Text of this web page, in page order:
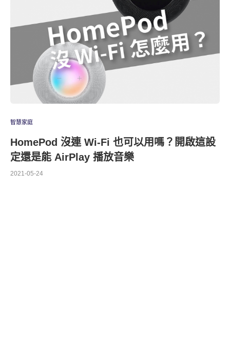
智慧家庭
HomePod 沒連 Wi-Fi 也可以用嗎？開啟這設
定還是能 AirPlay 播放音樂
2021-05-24